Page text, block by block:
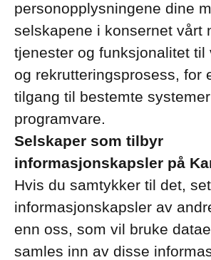
personopplysningene dine
selskapene i konsernet vårt
tjenester og funksjonalitet til
og rekrutteringsprosess, for
tilgang til bestemte
programvare.
Selskaper som tilbyr
informasjonskapsler på
Hvis du samtykker til det,
informasjonskapsler av
enn oss, som vil bruke
samles inn av disse